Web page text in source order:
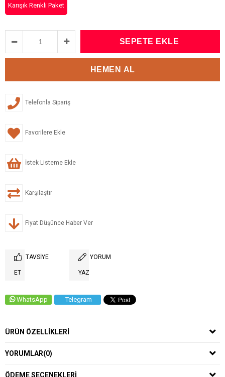
Karışık Renkli Paket
Telefonla Sipariş
Favorilere Ekle
İstek Listeme Ekle
Karşılaştır
Fiyat Düşünce Haber Ver
TAVSIYE
ET
YORUM
YAZ
WhatsApp Telegram
ÜRÜN ÖZELLIKLERI
YORUMLAR(0)
ÖDEME SEÇENEKLERI